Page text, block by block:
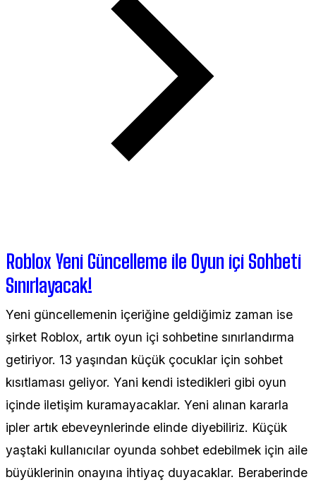
Roblox Yeni Güncelleme ile Oyun içi Sohbeti
Sınırlayacak!
Yeni güncellemenin içeriğine geldiğimiz zaman ise
şirket Roblox, artık oyun içi sohbetine sınırlandırma
getiriyor. 13 yaşından küçük çocuklar için sohbet
kısıtlaması geliyor. Yani kendi istedikleri gibi oyun
içinde iletişim kuramayacaklar. Yeni alınan kararla
ipler artık ebeveynlerinde elinde diyebiliriz. Küçük
yaştaki kullanıcılar oyunda sohbet edebilmek için aile
büyüklerinin onayına ihtiyaç duyacaklar. Beraberinde